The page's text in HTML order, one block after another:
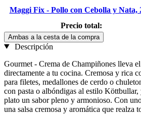
Maggi Fix - Pollo con Cebolla y Nata,
Precio total:
Ambas a la cesta de la compra
Descripción
Gourmet - Crema de Champiñones lleva
directamente a tu cocina. Cremosa y rica
para filetes, medallones de cerdo o
con pasta o albóndigas al estilo Köttbullar,
plato un sabor pleno y armonioso. Con
una salsa cremosa y aromática que realza